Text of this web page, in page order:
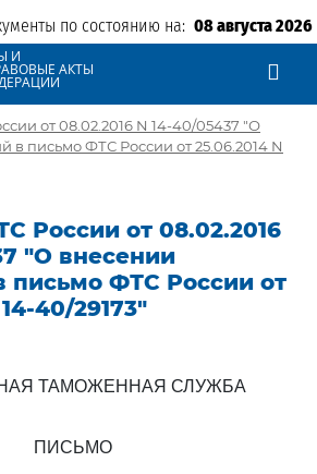
по состоянию на: 08 августа 2026
И
АКТЫ
от 08.02.2016 N 14-40/05437 "О
в письмо ФТС России от 25.06.2014 N
России от 08.02.2016
"О внесении
письмо ФТС России от
40/29173"
ТАМОЖЕННАЯ СЛУЖБА
ПИСЬМО